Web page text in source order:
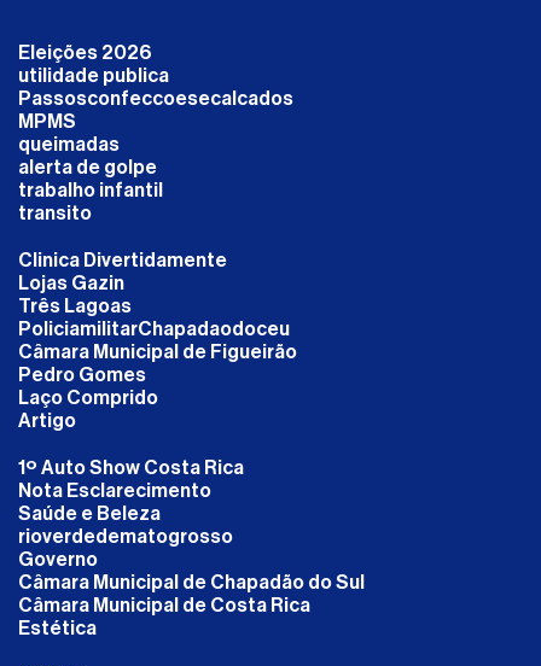
Eleições 2026
utilidade publica
Passosconfeccoesecalcados
MPMS
queimadas
alerta de golpe
trabalho infantil
transito
Clinica Divertidamente
Lojas Gazin
Três Lagoas
PoliciamilitarChapadaodoceu
Câmara Municipal de Figueirão
Pedro Gomes
Laço Comprido
Artigo
1º Auto Show Costa Rica
Nota Esclarecimento
Saúde e Beleza
rioverdedematogrosso
Governo
Câmara Municipal de Chapadão do Sul
Câmara Municipal de Costa Rica
Estética